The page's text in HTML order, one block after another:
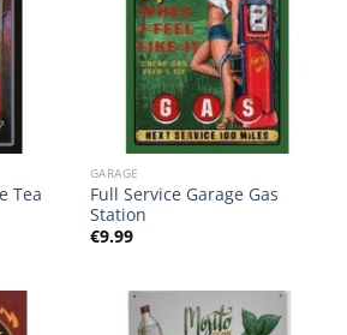
Tea
GARAGE
Full Service Garage Gas
Station
€9.99